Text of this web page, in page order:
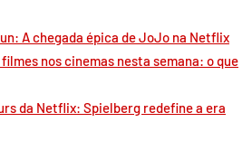
A chegada épica de JoJo na Netflix
nos cinemas nesta semana: o que
da Netflix: Spielberg redefine a era